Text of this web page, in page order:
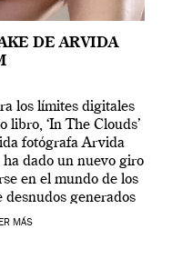
DE ARVIDA
los límites digitales
libro, ‘In The Clouds’
fotógrafa Arvida
dado un nuevo giro
en el mundo de los
desnudos generados
MÁS